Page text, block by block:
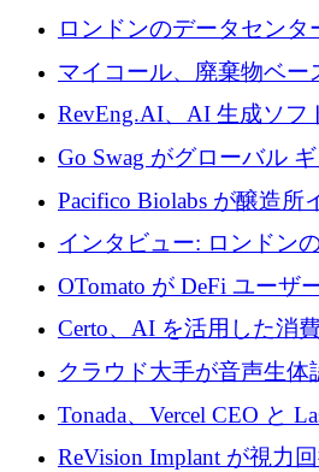
めに 5,800 万ドルを獲得
ロンドンのデータセンタ
州と中東の拡張に 27 億
マイコール、廃棄物ベー
に400万ポンドを投資
RevEng.AI、AI 生成ソフ
確保するために 1,500 万
Go Swag がグローバル
ムを拡大するために 500
Pacifico Biolabs が醸造所
質生産に転換するために
インタビュー: ロンドン
ーン Tide の CEO、オリ
OTomato が DeFi ユーザ
インテリジェンス レイヤ
Improbable から 200 万ド
Certo、AI を活用した消
プラットフォームのため
クラウド大手が音声生体
るなか、Voxmindが54万
ード資金を調達
Tonada、Vercel CEO と
援を受けてステルス撤退
ReVision Implant が視力